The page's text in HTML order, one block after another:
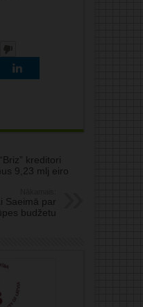
kreditori
9,23 mlj eiro
Saeimā par
budžetu